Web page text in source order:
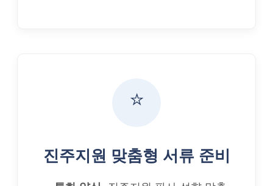
⭐
진주지원 맞춤형 서류 준비